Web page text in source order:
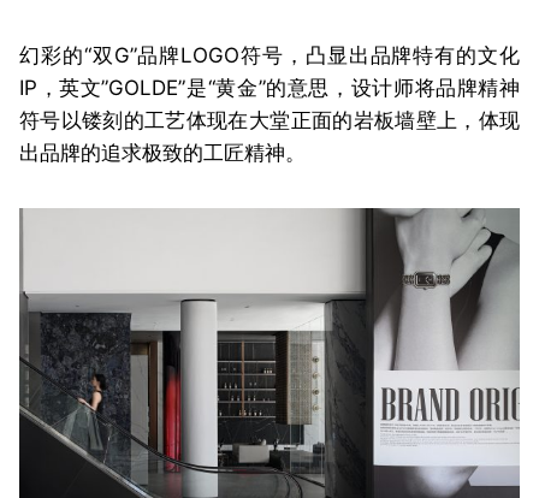
幻彩的“双G”品牌LOGO符号，凸显出品牌特有的文化
IP，英文”GOLDE”是“黄金”的意思，设计师将品牌精神
符号以镂刻的工艺体现在大堂正面的岩板墙壁上，体现
出品牌的追求极致的工匠精神。